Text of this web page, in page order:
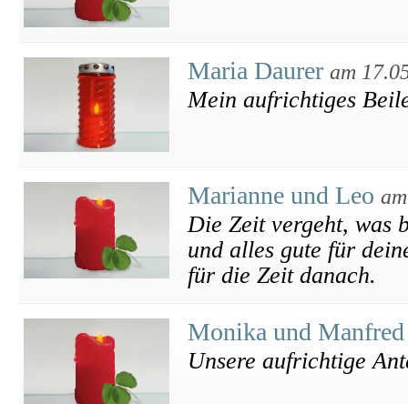
Maria Daurer am
Mein aufrichtiges
Marianne und Leo
Die Zeit vergeht, was
und alles gute für
für die Zeit danach.
Monika und
Unsere aufrichtige